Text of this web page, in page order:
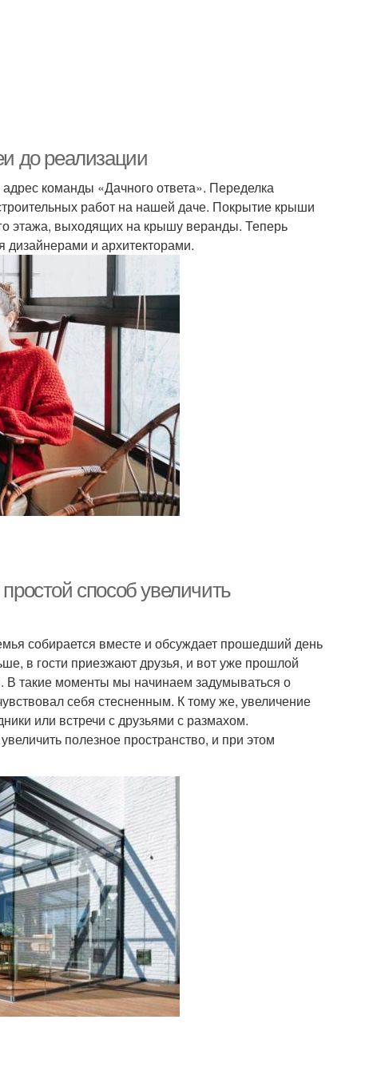
до реализации
команды «Дачного ответа». Переделка
работ на нашей даче. Покрытие крыши
этажа, выходящих на крышу веранды. Теперь
дизайнерами и архитекторами.
способ увеличить
собирается вместе и обсуждает прошедший день
в гости приезжают друзья, и вот уже прошлой
В такие моменты мы начинаем задумываться о
себя стесненным. К тому же, увеличение
или встречи с друзьями с размахом.
полезное пространство, и при этом